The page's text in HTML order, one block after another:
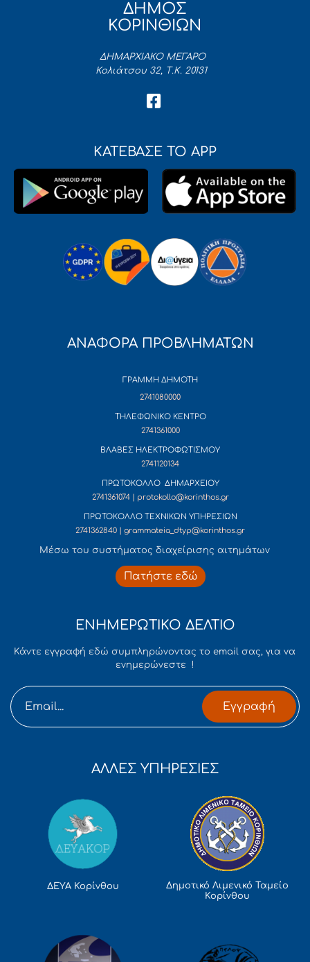
ΔΗΜΟΣ
ΚΟΡΙΝΘΙΩΝ
ΔΗΜΑΡΧΙΑΚΟ ΜΕΓΑΡΟ
Κολιάτσου 32, Τ.Κ. 20131
ΚΑΤΕΒΑΣΕ ΤΟ APP
ΑΝΑΦΟΡΑ ΠΡΟΒΛΗΜΑΤΩΝ
ΓΡΑΜΜΗ ΔΗΜΟΤΗ
2741080000
ΤΗΛΕΦΩΝΙΚΟ ΚΕΝΤΡΟ
2741361000
ΒΛΑΒΕΣ ΗΛΕΚΤΡΟΦΩΤΙΣΜΟΥ
2741120134
ΠΡΩΤΟΚΟΛΛΟ ΔΗΜΑΡΧΕΙΟΥ
2741361074 | protokollo@korinthos.gr
ΠΡΩΤΟΚΟΛΛΟ ΤΕΧΝΙΚΩΝ ΥΠΗΡΕΣΙΩΝ
2741362840 | grammateia_dtyp@korinthos.gr
Mέσω του συστήματος διαχείρισης αιτημάτων
Πατήστε εδώ
ΕΝΗΜΕΡΩΤΙΚΟ ΔΕΛΤΙΟ
Κάντε εγγραφή εδώ συμπληρώνοντας το email σας, για να
ενημερώνεστε !
Εγγραφή
ΑΛΛΕΣ ΥΠΗΡΕΣΙΕΣ
ΔΕΥΑ Κορίνθου
Δημοτικό Λιμενικό Ταμείο
Κορίνθου